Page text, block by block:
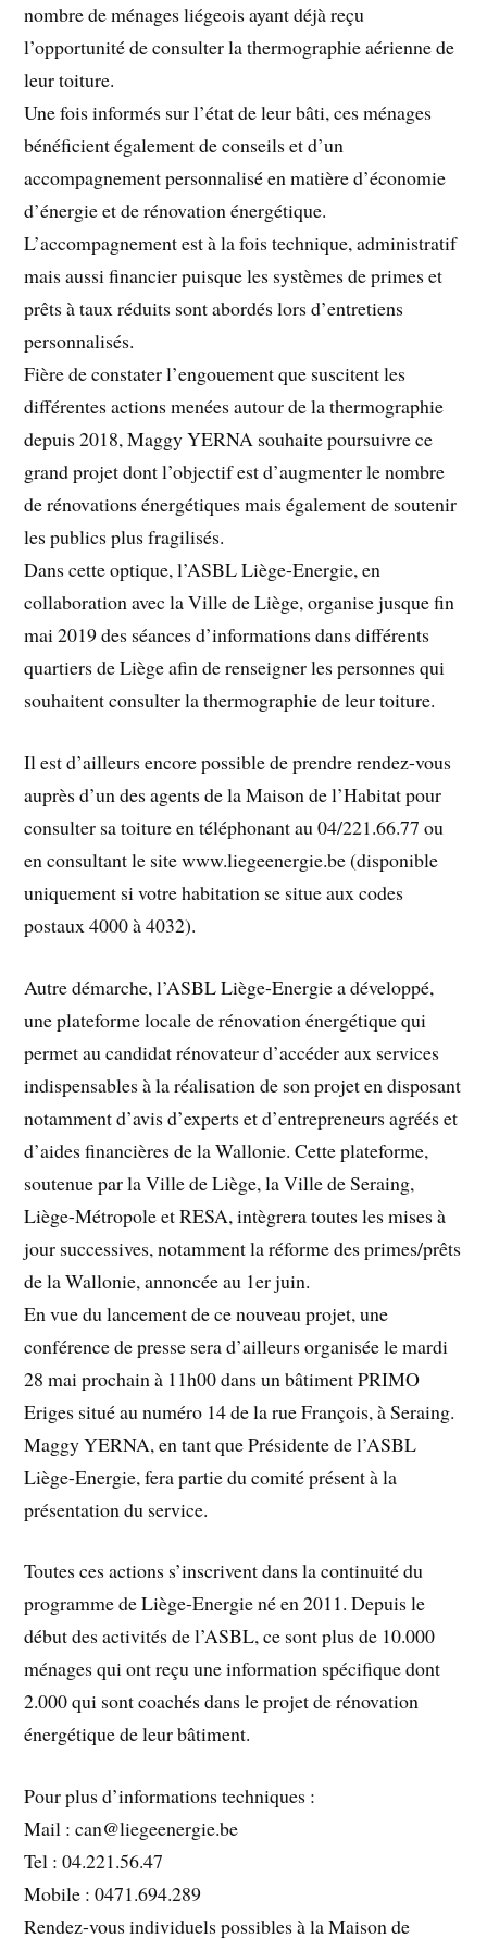
nombre de ménages liégeois ayant déjà reçu
l’opportunité de consulter la thermographie aérienne de
leur toiture.
Une fois informés sur l’état de leur bâti, ces ménages
bénéficient également de conseils et d’un
accompagnement personnalisé en matière d’économie
d’énergie et de rénovation énergétique.
L’accompagnement est à la fois technique, administratif
mais aussi financier puisque les systèmes de primes et
prêts à taux réduits sont abordés lors d’entretiens
personnalisés.
Fière de constater l’engouement que suscitent les
différentes actions menées autour de la thermographie
depuis 2018, Maggy YERNA souhaite poursuivre ce
grand projet dont l’objectif est d’augmenter le nombre
de rénovations énergétiques mais également de soutenir
les publics plus fragilisés.
Dans cette optique, l’ASBL Liège-Energie, en
collaboration avec la Ville de Liège, organise jusque fin
mai 2019 des séances d’informations dans différents
quartiers de Liège afin de renseigner les personnes qui
souhaitent consulter la thermographie de leur toiture.
Il est d’ailleurs encore possible de prendre rendez-vous
auprès d’un des agents de la Maison de l’Habitat pour
consulter sa toiture en téléphonant au 04/221.66.77 ou
en consultant le site www.liegeenergie.be (disponible
uniquement si votre habitation se situe aux codes
postaux 4000 à 4032).
Autre démarche, l’ASBL Liège-Energie a développé,
une plateforme locale de rénovation énergétique qui
permet au candidat rénovateur d’accéder aux services
indispensables à la réalisation de son projet en disposant
notamment d’avis d’experts et d’entrepreneurs agréés et
d’aides financières de la Wallonie. Cette plateforme,
soutenue par la Ville de Liège, la Ville de Seraing,
Liège-Métropole et RESA, intègrera toutes les mises à
jour successives, notamment la réforme des primes/prêts
de la Wallonie, annoncée au 1er juin.
En vue du lancement de ce nouveau projet, une
conférence de presse sera d’ailleurs organisée le mardi
28 mai prochain à 11h00 dans un bâtiment PRIMO
Eriges situé au numéro 14 de la rue François, à Seraing.
Maggy YERNA, en tant que Présidente de l’ASBL
Liège-Energie, fera partie du comité présent à la
présentation du service.
Toutes ces actions s’inscrivent dans la continuité du
programme de Liège-Energie né en 2011. Depuis le
début des activités de l’ASBL, ce sont plus de 10.000
ménages qui ont reçu une information spécifique dont
2.000 qui sont coachés dans le projet de rénovation
énergétique de leur bâtiment.
Pour plus d’informations techniques :
Mail : can@liegeenergie.be
Tel : 04.221.56.47
Mobile : 0471.694.289
Rendez-vous individuels possibles à la Maison de